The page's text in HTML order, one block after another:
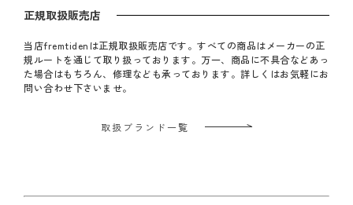
正規取扱販売店
当店fremtidenは正規取扱販売店です。すべての商品はメーカーの正
規ルートを通じて取り扱っております。万一、商品に不具合などあっ
た場合はもちろん、修理なども承っております。詳しくはお気軽にお
問い合わせ下さいませ。
取扱ブランド一覧